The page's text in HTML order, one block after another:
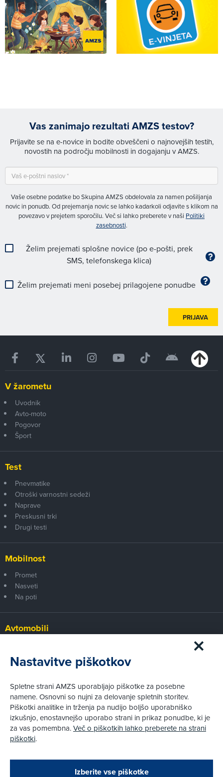
Zapri
Podarjamo vam 10 €!
Vas zanimajo rezultati AMZS testov?
Prijavite se na e-novice in bodite obveščeni o najnovejših testih,
novostih na področju mobilnosti in dogajanju v AMZS.
Vaše osebne podatke bo Skupina AMZS obdelovala za namen pošiljanja
novic in ponudb. Od prejemanja novic se lahko kadarkoli odjavite s klikom na
povezavo v prejetem sporočilu. Več si lahko preberete v naši Politiki
zasebnosti.
Želim prejemati splošne novice (po e-pošti, prek
SMS, telefonskega klica)
Želim prejemati meni posebej prilagojene ponudbe
PRIJAVA
V žarometu
Uvodnik
Avto-moto
Pogovor
Šport
Test
Pnevmatike
Otroški varnostni sedeži
Naprave
Preskusni trki
Drugi testi
Mobilnost
Promet
Nasveti
Na poti
Avtomobili
Prvi pogled
Za volanom
Tehnika
Pravni vidiki
Piškotki
Pravno obvestilo
Nastavitve piškotkov
Spletne strani AMZS uporabljajo piškotke za posebne
namene. Osnovni so nujni za delovanje spletnih storitev.
Piškotki analitike in trženja pa nudijo boljšo uporabniško
izkušnjo, enostavnejšo uporabo strani in prikaz ponudbe, ki je
za vas pomembna.Več o piškotkih lahko preberete na strani
piškotki.
Izberite vse piškotke